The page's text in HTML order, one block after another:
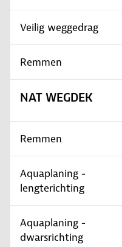
Veilig weggedrag
Remmen
NAT WEGDEK
Remmen
Aquaplaning -
lengterichting
Aquaplaning -
dwarsrichting